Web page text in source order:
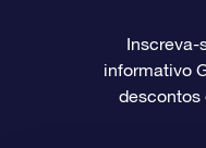
Avaliações
O cartão de
Presentes
Página estelar
Um Milhão de
Informações de
Inscreva-
informativo
descontos